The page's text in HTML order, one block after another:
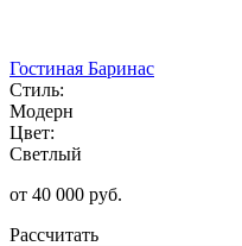
Гостиная Баринас
Стиль:
Модерн
Цвет:
Светлый
от 40 000 руб.
Рассчитать